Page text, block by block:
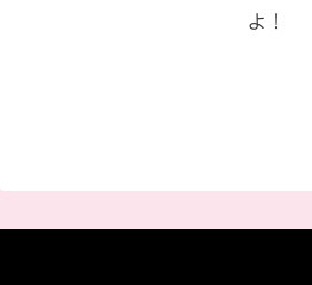
よ！